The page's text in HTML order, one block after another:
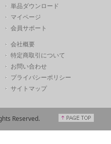
単品ダウンロード
マイページ
会員サポート
会社概要
特定商取引について
お問い合わせ
プライバシーポリシー
サイトマップ
Reserved.